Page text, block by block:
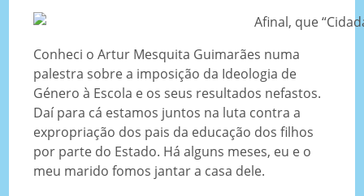
Conheci o Artur Mesquita Guimarães numa
palestra sobre a imposição da Ideologia de
Género à Escola e os seus resultados nefastos.
Daí para cá estamos juntos na luta contra a
expropriação dos pais da educação dos filhos
por parte do Estado. Há alguns meses, eu e o
meu marido fomos jantar a casa dele.